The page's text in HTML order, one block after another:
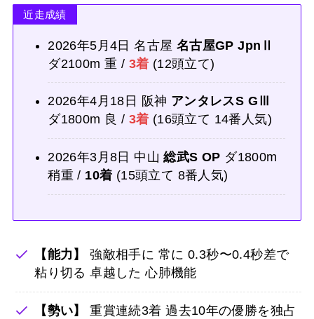
近走成績
2026年5月4日 名古屋 名古屋GP JpnⅡ
ダ2100m 重 / 3着 (12頭立て)
2026年4月18日 阪神 アンタレスS GⅢ
ダ1800m 良 / 3着 (16頭立て 14番人気)
2026年3月8日 中山総武S OP ダ1800m
稍重 / 10着 (15頭立て 8番人気)
【能力】
強敵相手に 常に 0.3秒〜0.4秒差で
粘り切る 卓越した 心肺機能
【勢い】
重賞連続3着 過去10年の優勝を独占